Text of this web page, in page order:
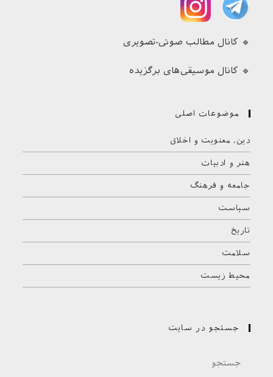
🔹 کانال مطالب صوتی-تصویری
🔹 کانال موسیقی‌های برگزیده
موضوعات اصلی
دین، معنویت و اخلاق
هنر و ادبیات
جامعه و فرهنگ
سیاست
تاریخ
سلامت
محیط زیست
جستجو در سایت